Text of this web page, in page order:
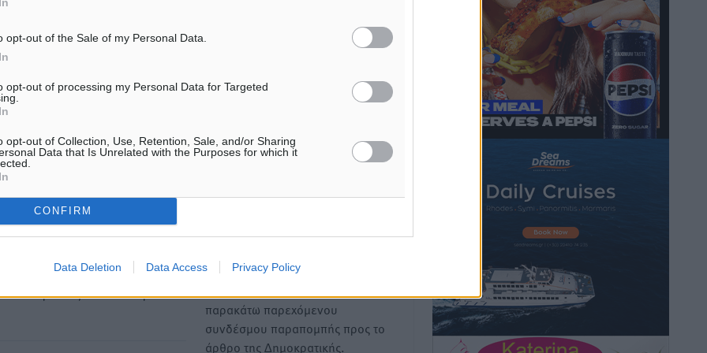
opt-out of the Sale of my Personal Data.
opt-out of processing my Personal Data for Targeted
opt-out of Collection, Use, Retention, Sale, and/or Sharing
Data that Is Unrelated with the Purposes for which it
CONFIRM
Data Deletion Data Access Privacy Policy
ΕΠΙΣΗΣ
12,5 εκατ. ευρώ στις 13
για μέτρα
βιοασφάλειας
«Γιατί οι Τούρκοι συρρέουν στα
ελληνικά νησιά»: Τουρκική
για διακοπές
Η Δημοκρατική δεν υιοθετεί
όποια σχόλια θεωρούμε
Χρήστες που δεν τηρούν
είδησης από άλλες ιστοσελίδες
παρακάτω παρεχόμενου
συνδέσμου παραπομπής προς το
άρθρο της Δημοκρατικής.
Τοπικές Ειδήσεις • πριν 10 ώρες
Iατρικός Σύλλογος Ροδου προς Α.
Γεωργιάδη: Στρατηγικές Προτάσεις για
την Ενίσχυση της Δημόσιας Υγείας στη
Νησιωτική Ελλάδα και στα
Νοσοκομεία της Γ΄ Ζώνης
πριν 11 ώρες
Πάνθηρες: Ξεκίνησαν αισιόδοξοι για
την παρθενική “πτήση” τους
πριν 11 ώρες
Άρης Αρχαγγέλου: Στο πλευρό του
άτυχου Ιάκωβου Θωμά
Αθλητικά• πριν 11 ώρες